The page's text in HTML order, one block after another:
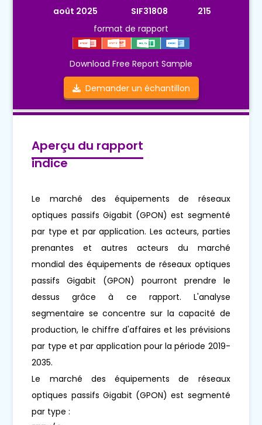
août 2025
SIF31808
215
format de rapport
Download Free Report Sample
Demander un échantillon
Aperçu du rapport
indice
Le marché des équipements de réseaux
optiques passifs Gigabit (GPON) est segmenté
par type et par application. Les acteurs, parties
prenantes et autres acteurs du marché
mondial des équipements de réseaux optiques
passifs Gigabit (GPON) pourront prendre le
dessus grâce à ce rapport. L'analyse
segmentaire se concentre sur la capacité de
production, le chiffre d'affaires et les prévisions
par type et par application pour la période 2019-
2035.
Le marché des équipements de réseaux
optiques passifs Gigabit (GPON) est segmenté
par type :